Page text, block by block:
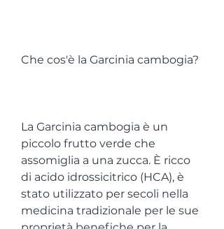
Che cos'è la Garcinia cambogia?
La Garcinia cambogia è un
piccolo frutto verde che
assomiglia a una zucca. È ricco
di acido idrossicitrico (HCA), è
stato utilizzato per secoli nella
medicina tradizionale per le sue